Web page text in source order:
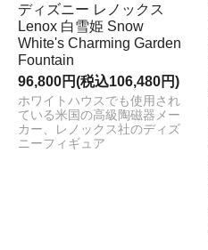
ディズニー レノックス
Lenox 白雪姫 Snow
White's Charming Garden
Fountain
96,800円(税込106,480円)
ホワイトハウスでも使用され
ている米国の高級陶磁器メー
カー、レノックス社のディズ
ニーフィギュア